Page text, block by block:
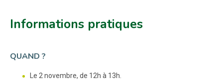
Informations pratiques
QUAND ?
Le 2 novembre, de 12h à 13h.